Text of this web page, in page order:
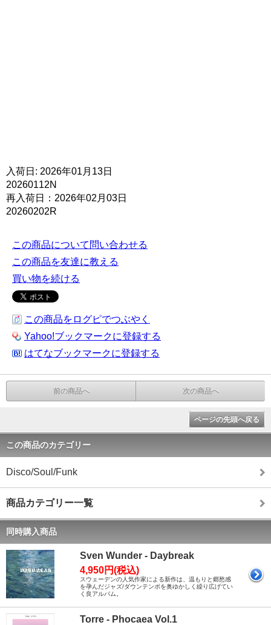
入荷日: 2026年01月13日
20260112N
再入荷日：2026年02月03日
20260202R
この商品について問い合わせる
この商品を友達に教える
買い物を続ける
この商品をログピでつぶやく
Yahoo!ブックマークに登録する
はてなブックマークに登録する
前の商品へ 次の商品へ
ページの先頭へ戻る
この商品のカテゴリー
Disco/Soul/Funk
商品カテゴリー一覧
同時購入商品
Sven Wunder - Daybreak
4,950円(税込)
スウェーデンの人気作家による新作は、温もりと郷愁感
を孕んだジャズ/ダウンテンポを奥ゆかしく繰り広げてい
く良アルバム。
Torre - Phocaea Vol.1